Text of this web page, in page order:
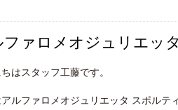
ファロメオジュリエッ
はスタッフ工藤です。
ルファロメオジュリエッタ スポルテ